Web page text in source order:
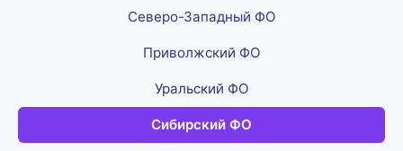
Северо-Западный ФО
Приволжский ФО
Уральский ФО
Сибирский ФО